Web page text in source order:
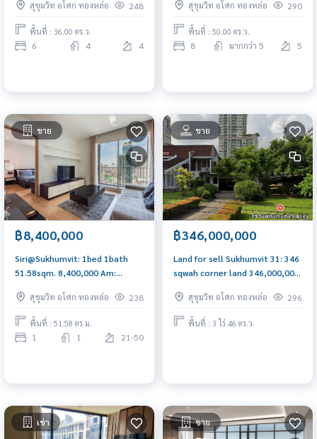
190,000/mth. Am: 0656199198
สุขุมวิท อโศก ทองหล่อ 248
พื้นที่ : 36.00 ตร.ว.
6 4 4
bath 180,000/mth Am:
0656199198
สุขุมวิท อโศก ทองหล่อ 290
พื้นที่ : 50.00 ตร.ว.
8 มากกว่า 5 5
ขาย
฿8,400,000
Siri@Sukhumvit: 1bed 1bath
51.58sqm. 8,400,000 Am:
สุขุมวิท อโศก ทองหล่อ
238
พื้นที่ : 51.58 ตร.ม.
1 1 21-50
ขาย
฿346,000,000
Land for sell Sukhumvit 31: 346
sqwah corner land 346,000,000
สุขุมวิท อโศก ทองหล่อ
296
พื้นที่ : 3 ไร่ 46 ตร.ว.
เช่า ขาย